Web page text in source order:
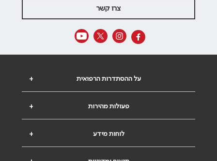
צרו קשר
+ על ההסתדרות הרפואית
+ פעולות מהירות
+ לוחות מידע